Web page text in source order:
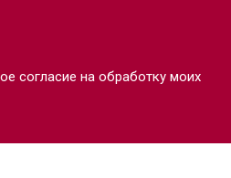
согласие на обработку моих